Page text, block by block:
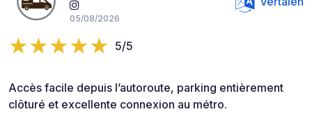
05/08/2026
5/5
Accès facile depuis l’autoroute, parking entièrement
clôturé et excellente connexion au métro.